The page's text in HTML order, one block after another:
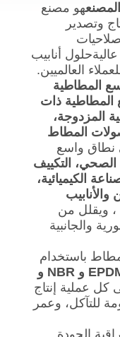
هو مصنع
وتصدير
أنابيب
العالميين.
المطاطية
المطاطية ذات
المزدوجة،
المطاط
نطاق واسع
التكييف
الكيميائية،
والأنابيب
، ويقلل من
والجانبية
باستخدام
EPDM و NBR و
عملية إنتاج
للتآكل، وعمر